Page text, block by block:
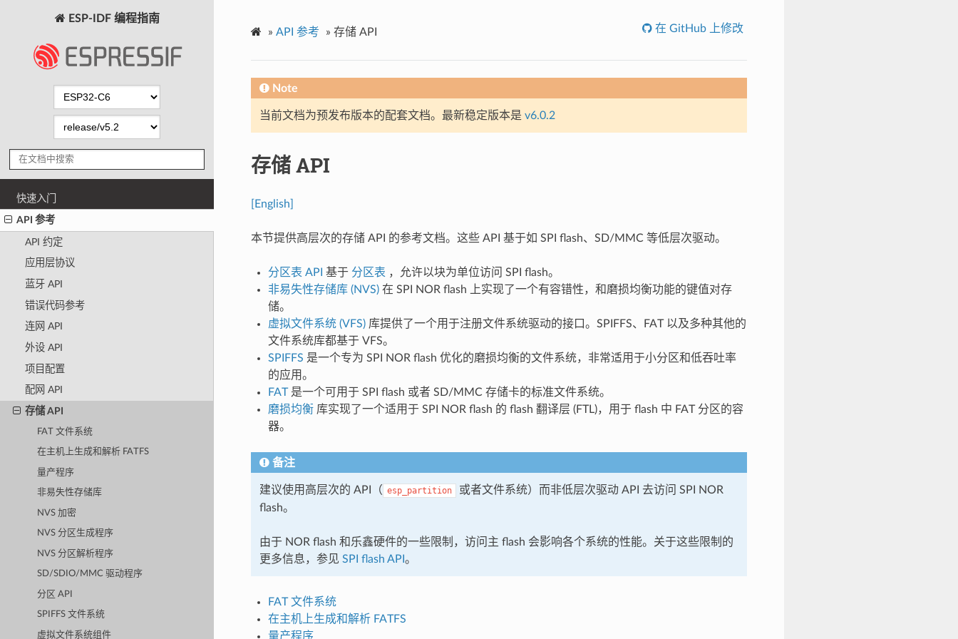
ESP-IDF 编程指南
快速入门
API 参考
API 约定
应用层协议
蓝牙 API
错误代码参考
连网 API
外设 API
项目配置
配网 API
存储 API
FAT 文件系统
在主机上生成和解析 FATFS
量产程序
非易失性存储库
NVS 加密
NVS 分区生成程序
NVS 分区解析程序
SD/SDIO/MMC 驱动程序
分区 API
SPIFFS 文件系统
虚拟文件系统组件
» API 参考 » 存储 API 在 GitHub 上修改
Note
当前文档为预发布版本的配套文档。最新稳定版本是 v6.0.2
存储 API
[English]
本节提供高层次的存储 API 的参考文档。这些 API 基于如 SPI flash、SD/MMC 等低层次驱动。
分区表 API 基于 分区表 ，允许以块为单位访问 SPI flash。
非易失性存储库 (NVS)在 SPI NOR flash 上实现了一个有容错性，和磨损均衡功能的键值对存
储。
虚拟文件系统 (VFS)库提供了一个用于注册文件系统驱动的接口。SPIFFS、FAT 以及多种其他的
文件系统库都基于 VFS。
SPIFFS 是一个专为 SPI NOR flash 优化的磨损均衡的文件系统，非常适用于小分区和低吞吐率
的应用。
FAT是一个可用于 SPI flash 或者 SD/MMC 存储卡的标准文件系统。
磨损均衡库实现了一个适用于 SPI NOR flash 的 flash 翻译层 (FTL)，用于 flash 中 FAT 分区的容
器。
备注
建议使用高层次的 API（ esp_partition
或者文件系统）而非低层次驱动 API 去访问 SPI NOR
flash。
由于 NOR flash 和乐鑫硬件的一些限制，访问主 flash 会影响各个系统的性能。关于这些限制的
更多信息，参见 SPI flash API 。
FAT 文件系统
在主机上生成和解析 FATFS
量产程序